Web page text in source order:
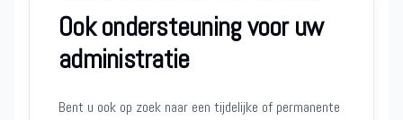
Ook ondersteuning voor uw
administratie
Bent u ook op zoek naar een tijdelijke of permanente